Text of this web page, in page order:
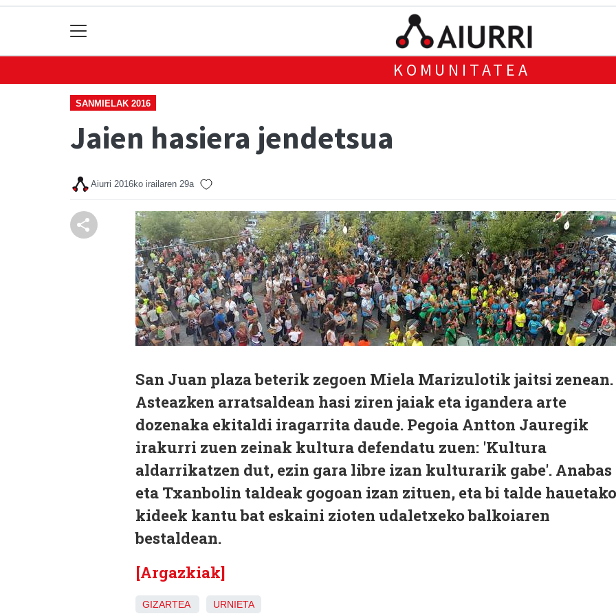
KOMUNITATEA
SANMIELAK 2016
Jaien hasiera jendetsua
Aiurri 2016ko irailaren 29a
San Juan plaza beterik zegoen Miela Marizulotik jaitsi zenean.
Asteazken arratsaldean hasi ziren jaiak eta igandera arte
dozenaka ekitaldi iragarrita daude. Pegoia Antton Jauregik
irakurri zuen zeinak kultura defendatu zuen: 'Kultura
aldarrikatzen dut, ezin gara libre izan kulturarik gabe'. Anabas
eta Txanbolin taldeak gogoan izan zituen, eta bi talde hauetako
kideek kantu bat eskaini zioten udaletxeko balkoiaren
bestaldean.
[Argazkiak]
GIZARTEA URNIETA